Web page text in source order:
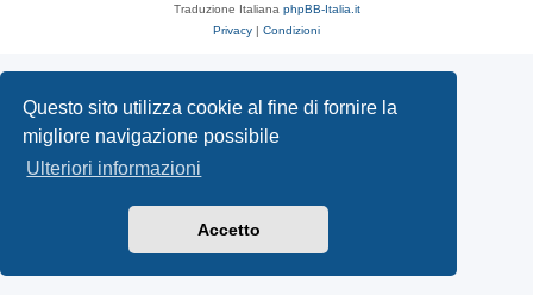
Questo sito utilizza cookie al fine di fornire la
migliore navigazione possibile
Ulteriori informazioni
Accetto
Traduzione Italiana phpBB-Italia.it
Privacy | Condizioni